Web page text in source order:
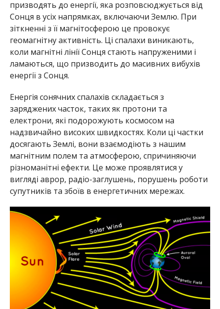
призводять до енергії, яка розповсюджується від
Сонця в усіх напрямках, включаючи Землю. При
зіткненні з її магнітосферою це провокує
геомагнітну активність. Ці спалахи виникають,
коли магнітні лінії Сонця стають напруженими і
ламаються, що призводить до масивних вибухів
енергії з Сонця.
Енергія сонячних спалахів складається з
заряджених часток, таких як протони та
електрони, які подорожують космосом на
надзвичайно високих швидкостях. Коли ці частки
досягають Землі, вони взаємодіють з нашим
магнітним полем та атмосферою, спричиняючи
різноманітні ефекти. Це може проявлятися у
вигляді аврор, радіо-заглушень, порушень роботи
супутників та збоїв в енергетичних мережах.